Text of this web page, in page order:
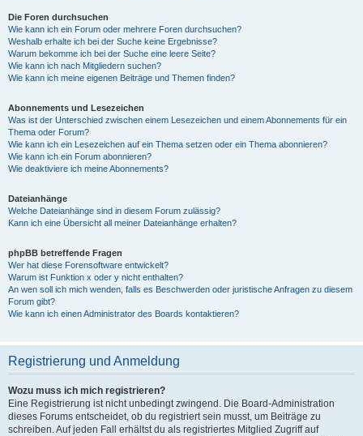
Die Foren durchsuchen
Wie kann ich ein Forum oder mehrere Foren durchsuchen?
Weshalb erhalte ich bei der Suche keine Ergebnisse?
Warum bekomme ich bei der Suche eine leere Seite?
Wie kann ich nach Mitgliedern suchen?
Wie kann ich meine eigenen Beiträge und Themen finden?
Abonnements und Lesezeichen
Was ist der Unterschied zwischen einem Lesezeichen und einem Abonnements für ein
Thema oder Forum?
Wie kann ich ein Lesezeichen auf ein Thema setzen oder ein Thema abonnieren?
Wie kann ich ein Forum abonnieren?
Wie deaktiviere ich meine Abonnements?
Dateianhänge
Welche Dateianhänge sind in diesem Forum zulässig?
Kann ich eine Übersicht all meiner Dateianhänge erhalten?
phpBB betreffende Fragen
Wer hat diese Forensoftware entwickelt?
Warum ist Funktion x oder y nicht enthalten?
An wen soll ich mich wenden, falls es Beschwerden oder juristische Anfragen zu diesem
Forum gibt?
Wie kann ich einen Administrator des Boards kontaktieren?
Registrierung und Anmeldung
Wozu muss ich mich registrieren?
Eine Registrierung ist nicht unbedingt zwingend. Die Board-Administration
dieses Forums entscheidet, ob du registriert sein musst, um Beiträge zu
schreiben. Auf jeden Fall erhältst du als registriertes Mitglied Zugriff auf